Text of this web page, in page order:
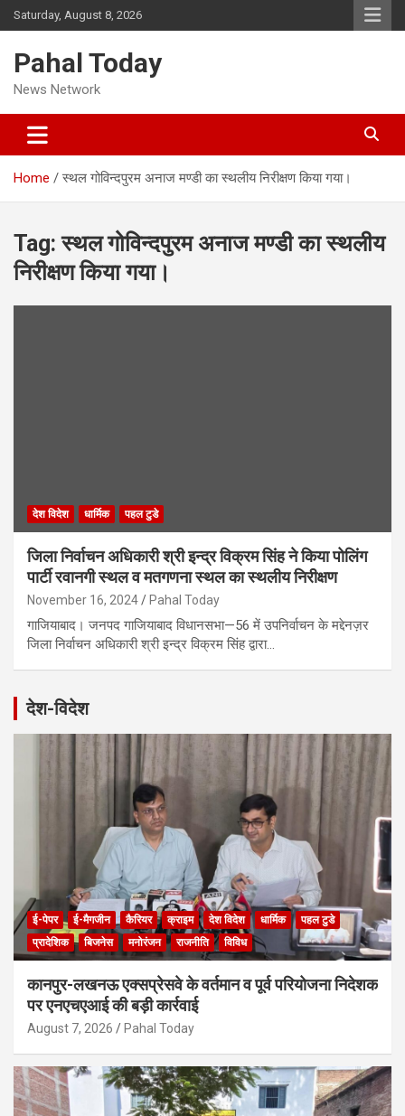
Skip
to
Saturday, August 8, 2026
Pahal Today
News Network
Home स्थल गोविन्दपुरम अनाज मण्डी का स्थलीय निरीक्षण किया गया।
Tag:स्थल गोविन्दपुरम अनाज मण्डी का स्थलीय
निरीक्षण किया गया।
देश विदेश धार्मिक पहल टुडे
जिला निर्वाचन अधिकारी श्री इन्द्र विक्रम सिंह ने किया पोलिंग
पार्टी रवानगी स्थल व मतगणना स्थल का स्थलीय निरीक्षण
November 16, 2024 Pahal Today
गाजियाबाद। जनपद गाजियाबाद विधानसभा—56 में उपनिर्वाचन के मद्देनज़र
जिला निर्वाचन अधिकारी श्री इन्द्र विक्रम सिंह द्वारा…
देश-विदेश
ई-पेपर ई-मैगजीन कैरियर क्राइम देश विदेश धार्मिक
पहल टुडे
प्रादेशिक
बिजनेस मनोरंजन राजनीति विविध
कानपुर-लखनऊ एक्सप्रेसवे के वर्तमान व पूर्व परियोजना निदेशक
पर एनएचएआई की बड़ी कार्रवाई
August 7, 2026 Pahal Today